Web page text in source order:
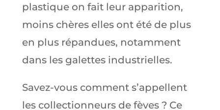
plastique on fait leur apparition,
moins chères elles ont été de plus
en plus répandues, notamment
dans les galettes industrielles.
Savez-vous comment s’appellent
les collectionneurs de fèves ? Ce